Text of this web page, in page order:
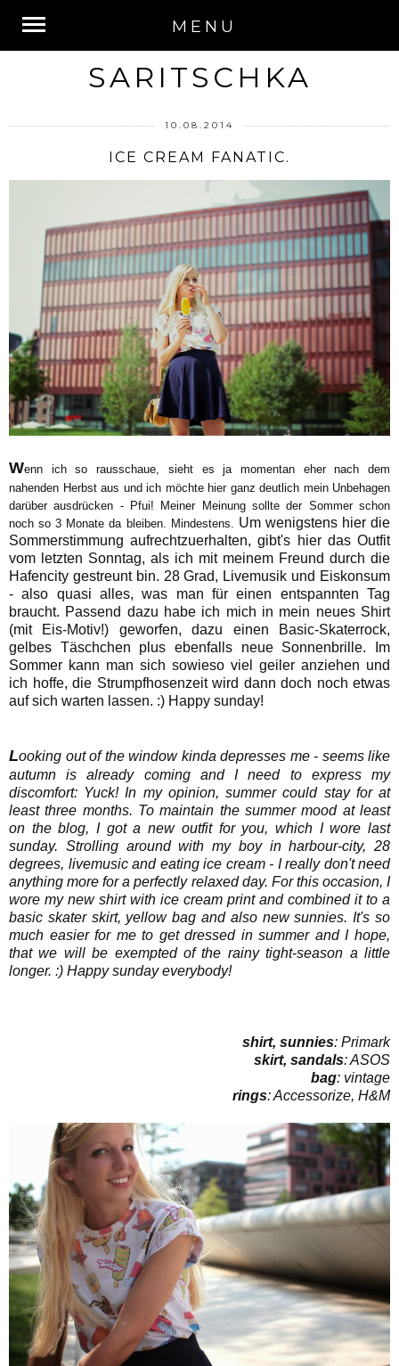
MENU
SARITSCHKA
10.08.2014
ICE CREAM FANATIC.
Wenn ich so rausschaue, sieht es ja momentan eher nach dem
nahenden Herbst aus und ich möchte hier ganz deutlich mein Unbehagen
darüber ausdrücken - Pfui! Meiner Meinung sollte der Sommer schon
noch so 3 Monate da bleiben. Mindestens. Um wenigstens hier die
Sommerstimmung aufrechtzuerhalten, gibt's hier das Outfit
vom letzten Sonntag, als ich mit meinem Freund durch die
Hafencity gestreunt bin. 28 Grad, Livemusik und Eiskonsum
- also quasi alles, was man für einen entspannten Tag
braucht. Passend dazu habe ich mich in mein neues Shirt
(mit Eis-Motiv!) geworfen, dazu einen Basic-Skaterrock,
gelbes Täschchen plus ebenfalls neue Sonnenbrille. Im
Sommer kann man sich sowieso viel geiler anziehen und
ich hoffe, die Strumpfhosenzeit wird dann doch noch etwas
auf sich warten lassen. :) Happy sunday!
Looking out of the window kinda depresses me - seems like
autumn is already coming and I need to express my
discomfort: Yuck! In my opinion, summer could stay for at
least three months. To maintain the summer mood at least
on the blog, I got a new outfit for you, which I wore last
sunday. Strolling around with my boy in harbour-city, 28
degrees, livemusic and eating ice cream - I really don't need
anything more for a perfectly relaxed day. For this occasion, I
wore my new shirt with ice cream print and combined it to a
basic skater skirt, yellow bag and also new sunnies. It's so
much easier for me to get dressed in summer and I hope,
that we will be exempted of the rainy tight-season a little
longer. :) Happy sunday everybody!
shirt, sunnies: Primark
skirt, sandals: ASOS
bag: vintage
rings: Accessorize, H&M